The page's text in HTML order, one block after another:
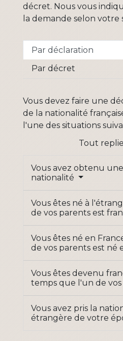
décret. Nous vous
la demande selon votre
Par déclaration
Par décret
Vous devez faire une
de la nationalité
l'une des situations
Tout
Vous avez obtenu
nationalité
Vous êtes né à
de vos parents est
Vous êtes né en
de vos parents est né
Vous êtes devenu
temps que l'un de
Vous avez pris la
étrangère de votre